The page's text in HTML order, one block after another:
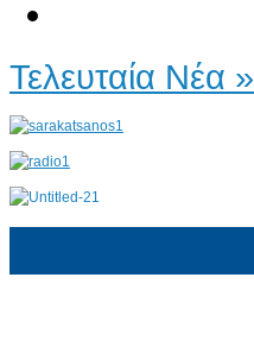
Τελευταία Νέα »